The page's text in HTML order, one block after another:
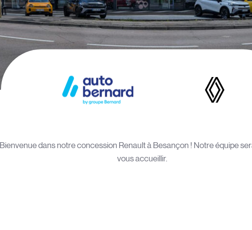
Bienvenue dans notre concession Renault à Besançon ! Notre équipe
vous accueillir.